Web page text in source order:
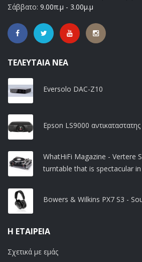
Σάββατο: 9.00π.μ - 3.00μ.μ
ΤΕΛΕΥΤΑΊΑ ΝΈΑ
Eversolo DAC-Z10
Epson LS9000
WhatHiFi Magazine - Vertere
turntable that is spectacular
Bowers & Wilkins PX7 S3 -
Η ΕΤΑΙΡΕΊΑ
Σχετικά με εμάς